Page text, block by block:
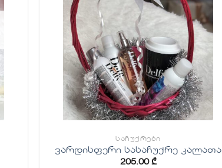
ᲡᲐᲩᲣᲥᲠᲔᲑᲘ
ვარდისფერი სასაჩუქრე კალათა
205.00 ₾